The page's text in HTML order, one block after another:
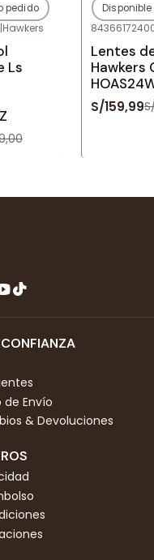
pedido
|Hawkers
Ls
-80%OFF
Agotado
Lentes
Hawkers
S/159,99
Envío
& Devoluciones